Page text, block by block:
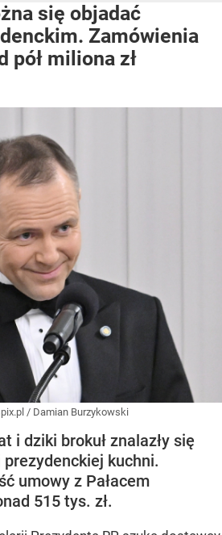
się objadać
Zamówienia
pół miliona zł
/ Damian Burzykowski
i dziki brokuł znalazły się
kuchni.
umowy z Pałacem
515 tys. zł.